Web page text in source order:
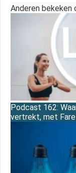
Anderen bekeken
Podcast 162:
vertrekt, met